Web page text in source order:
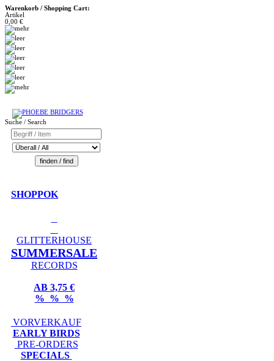
Warenkorb / Shopping Cart:
Artikel
0,00 €
Suche / Search
SHOPPOK
GLITTERHOUSE
SUMMERSALE
RECORDS
AB 3,75 €
% % %
VORVERKAUF
EARLY BIRDS
PRE-ORDERS
SPECIALS